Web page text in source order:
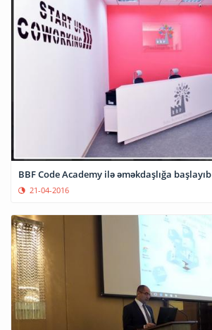
BBF Code Academy ilə əməkdaşlığa başlayıb
21-04-2016